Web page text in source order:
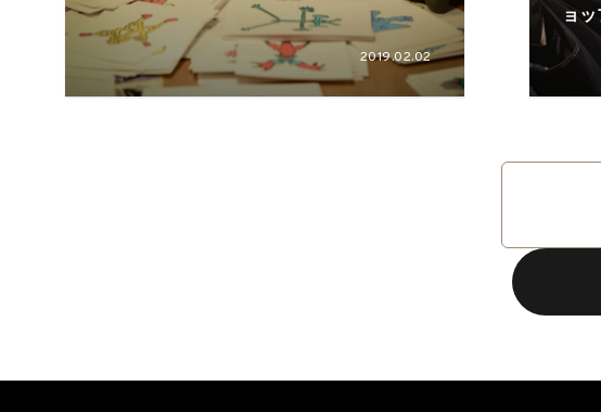
2019.02.02
ョッ
ト